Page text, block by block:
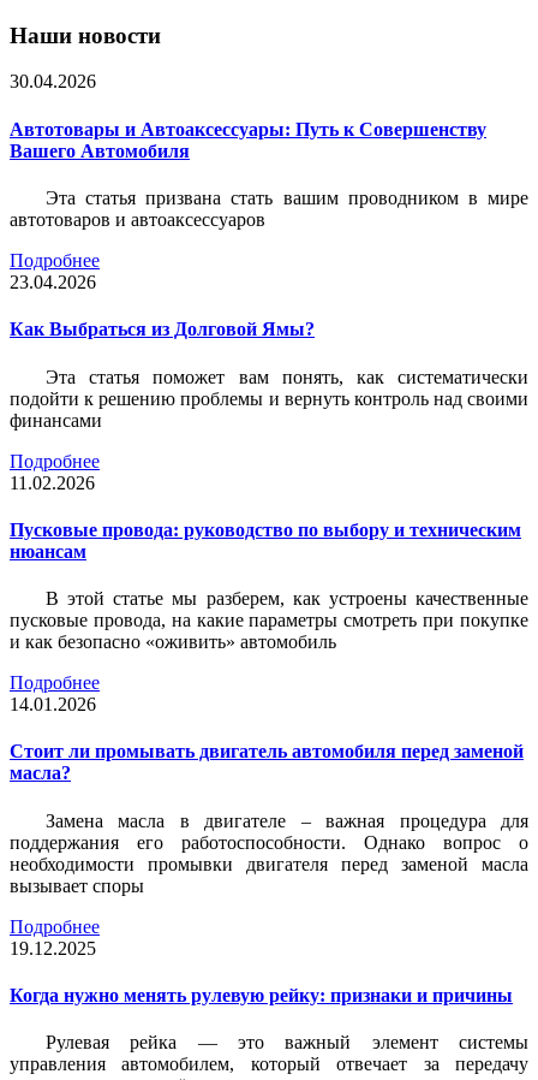
Наши новости
30.04.2026
Автотовары и Автоаксессуары: Путь к Совершенству
Вашего Автомобиля
Эта статья призвана стать вашим проводником в мире
автотоваров и автоаксессуаров
Подробнее
23.04.2026
Как Выбраться из Долговой Ямы?
Эта статья поможет вам понять, как систематически
подойти к решению проблемы и вернуть контроль над своими
финансами
Подробнее
11.02.2026
Пусковые провода: руководство по выбору и техническим
нюансам
В этой статье мы разберем, как устроены качественные
пусковые провода, на какие параметры смотреть при покупке
и как безопасно «оживить» автомобиль
Подробнее
14.01.2026
Стоит ли промывать двигатель автомобиля перед заменой
масла?
Замена масла в двигателе – важная процедура для
поддержания его работоспособности. Однако вопрос о
необходимости промывки двигателя перед заменой масла
вызывает споры
Подробнее
19.12.2025
Когда нужно менять рулевую рейку: признаки и причины
Рулевая рейка — это важный элемент системы
управления автомобилем, который отвечает за передачу